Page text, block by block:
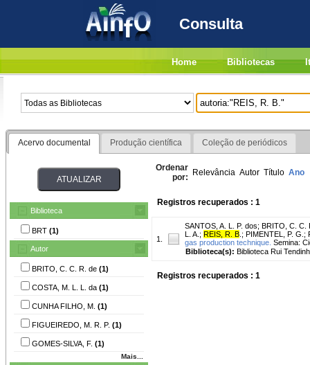
Consulta
Home Bibliotecas
Acervo documental Produção científica Coleção de periódicos
Biblioteca
BRT (1)
Autor
BRITO, C. C. R. de (1)
COSTA, M. L. L. da (1)
CUNHA FILHO, M. (1)
FIGUEIREDO, M. R. P. (1)
GOMES-SILVA, F. (1)
Mais...
Ordenar
por: Relevância Autor Título Ano
Registros recuperados : 1
1.
SANTOS, A. L. P. dos; BRITO, C. C.
L. A. ; REIS, R. B ; PIMENTEL, P. G. ;
gas production technique. Semina:
Biblioteca(s): Biblioteca Rui
Registros recuperados : 1